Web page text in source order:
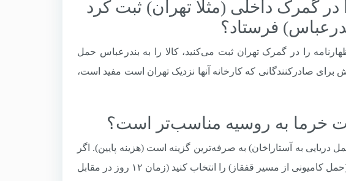
را در گمرک داخلی (مثلاً تهران) ثبت کرد
فرستاد؟
را در گمرک تهران ثبت می‌کنید، کالا را به بندرعباس حمل
برای صادرکنندگانی که کارخانه آنها نزدیک تهران است مفید است،
دریایی به آستاراخان) به صرفه‌ترین گزینه است (هزینه پایین). اگر
(حمل کامیونی از مسیر قفقاز) را انتخاب کنید (زمان ۱۲ روز در مقابل